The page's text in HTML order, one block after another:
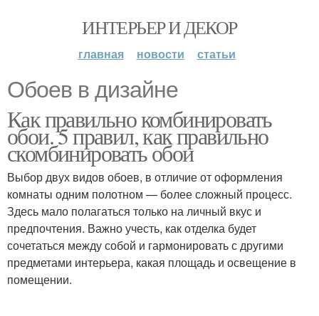
ИНТЕРЬЕР И ДЕКОР
главная новости статьи
Обоев в дизайне
Как правильно комбинировать
обои. 5 правил, как правильно
скомбинировать обои
Выбор двух видов обоев, в отличие от оформления
комнаты одним полотном — более сложный процесс.
Здесь мало полагаться только на личный вкус и
предпочтения. Важно учесть, как отделка будет
сочетаться между собой и гармонировать с другими
предметами интерьера, какая площадь и освещение в
помещении.